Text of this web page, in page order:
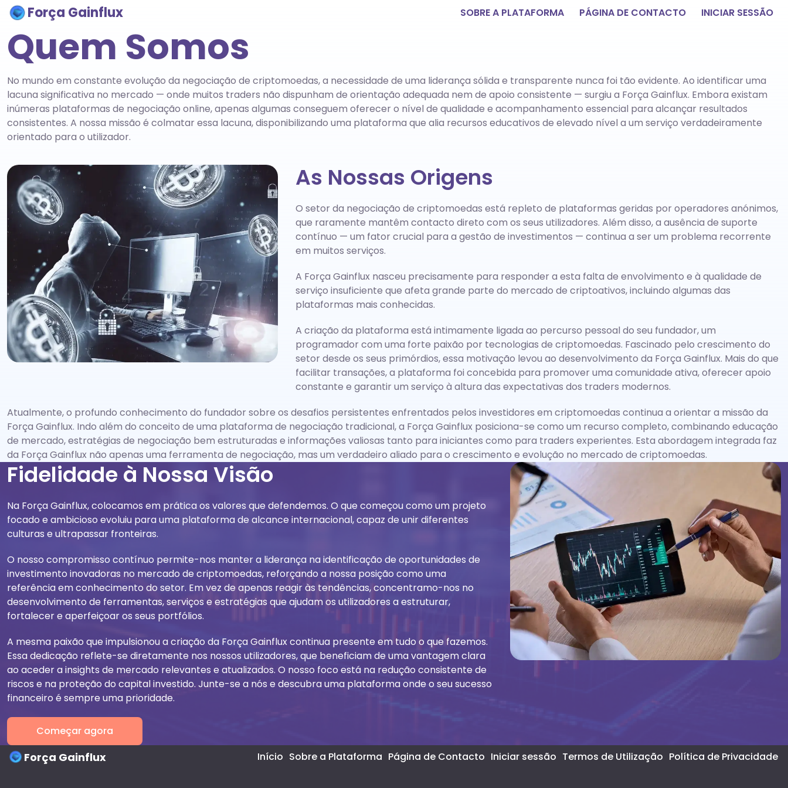
Força Gainflux SOBRE A PLATAFORMA PÁGINA DE CONTACTO INICIAR SESSÃO
Quem Somos
No mundo em constante evolução da negociação de criptomoedas, a necessidade de uma liderança sólida e transparente nunca foi tão evidente. Ao identificar uma
lacuna significativa no mercado — onde muitos traders não dispunham de orientação adequada nem de apoio consistente — surgiu a Força Gainflux. Embora existam
inúmeras plataformas de negociação online, apenas algumas conseguem oferecer o nível de qualidade e acompanhamento essencial para alcançar resultados
consistentes. A nossa missão é colmatar essa lacuna, disponibilizando uma plataforma que alia recursos educativos de elevado nível a um serviço verdadeiramente
orientado para o utilizador.
As Nossas Origens
O setor da negociação de criptomoedas está repleto de plataformas geridas por operadores anónimos,
que raramente mantêm contacto direto com os seus utilizadores. Além disso, a ausência de suporte
contínuo — um fator crucial para a gestão de investimentos — continua a ser um problema recorrente
em muitos serviços.
A Força Gainflux nasceu precisamente para responder a esta falta de envolvimento e à qualidade de
serviço insuficiente que afeta grande parte do mercado de criptoativos, incluindo algumas das
plataformas mais conhecidas.
A criação da plataforma está intimamente ligada ao percurso pessoal do seu fundador, um
programador com uma forte paixão por tecnologias de criptomoedas. Fascinado pelo crescimento do
setor desde os seus primórdios, essa motivação levou ao desenvolvimento da Força Gainflux. Mais do que
facilitar transações, a plataforma foi concebida para promover uma comunidade ativa, oferecer apoio
constante e garantir um serviço à altura das expectativas dos traders modernos.
Atualmente, o profundo conhecimento do fundador sobre os desafios persistentes enfrentados pelos investidores em criptomoedas continua a orientar a missão da
Força Gainflux. Indo além do conceito de uma plataforma de negociação tradicional, a Força Gainflux posiciona-se como um recurso completo, combinando educação
de mercado, estratégias de negociação bem estruturadas e informações valiosas tanto para iniciantes como para traders experientes. Esta abordagem integrada faz
da Força Gainflux não apenas uma ferramenta de negociação, mas um verdadeiro aliado para o crescimento e evolução no mercado de criptomoedas.
Fidelidade à Nossa Visão
Na Força Gainflux, colocamos em prática os valores que defendemos. O que começou como um projeto
focado e ambicioso evoluiu para uma plataforma de alcance internacional, capaz de unir diferentes
culturas e ultrapassar fronteiras.
O nosso compromisso contínuo permite-nos manter a liderança na identificação de oportunidades de
investimento inovadoras no mercado de criptomoedas, reforçando a nossa posição como uma
referência em conhecimento do setor. Em vez de apenas reagir às tendências, concentramo-nos no
desenvolvimento de ferramentas, serviços e estratégias que ajudam os utilizadores a estruturar,
fortalecer e aperfeiçoar os seus portfólios.
A mesma paixão que impulsionou a criação da Força Gainflux continua presente em tudo o que fazemos.
Essa dedicação reflete-se diretamente nos nossos utilizadores, que beneficiam de uma vantagem clara
ao aceder a insights de mercado relevantes e atualizados. O nosso foco está na redução consistente de
riscos e na proteção do capital investido. Junte-se a nós e descubra uma plataforma onde o seu sucesso
financeiro é sempre uma prioridade.
Começar agora
Força Gainflux Início Sobre a Plataforma Página de Contacto Iniciar sessão Termos de Utilização Política de Privacidade